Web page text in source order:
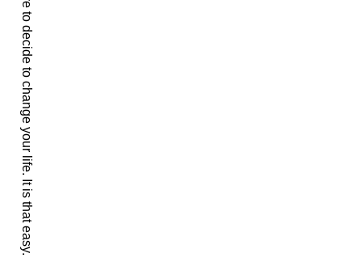
You simply have to decide to change your life. It is that easy.